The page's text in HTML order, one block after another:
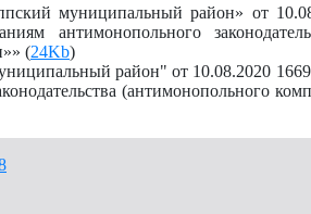
муниципальный район» от
антимонопольного
(24Kb)
район" от 10.08.2020
(антимонопольного